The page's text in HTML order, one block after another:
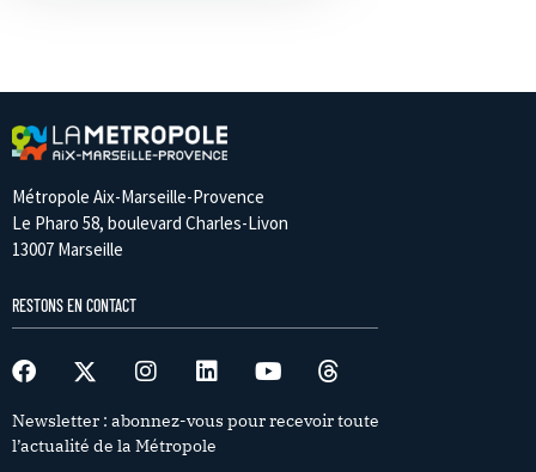
Métropole Aix-Marseille-Provence
Le Pharo 58, boulevard Charles-Livon
13007 Marseille
RESTONS EN CONTACT
Newsletter : abonnez-vous pour recevoir toute
l’actualité de la Métropole